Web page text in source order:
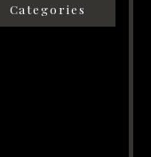
Categories